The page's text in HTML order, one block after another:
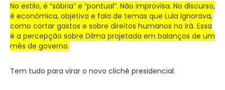
No estilo, é “sóbria” e “pontual”. Não improvisa. No discurso,
é econômica, objetiva e fala de temas que Lula ignorava,
como cortar gastos e sobre direitos humanos no Irã. Essa
é a percepção sobre Dilma projetada em balanços de um
mês de governo.
Tem tudo para virar o novo clichê presidencial.